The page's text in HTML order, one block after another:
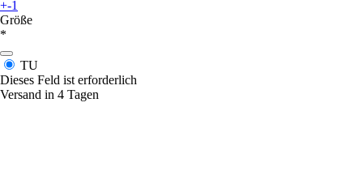
+-1
Größe
*
TU
Dieses Feld ist erforderlich
Versand in 4 Tagen